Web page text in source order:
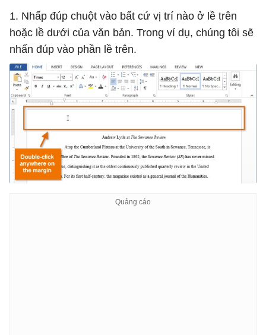
1. Nhấp đúp chuột vào bất cứ vị trí nào ở lề trên
hoặc lề dưới của văn bản. Trong ví dụ, chúng tôi sẽ
nhấn đúp vào phần lề trên.